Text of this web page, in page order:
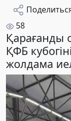
58
Қарағанды
ҚФБ
жолдама